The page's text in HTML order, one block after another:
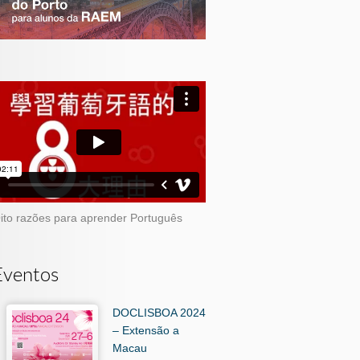
razões para aprender Português
DOCLISBOA 2024
– Extensão a
Macau